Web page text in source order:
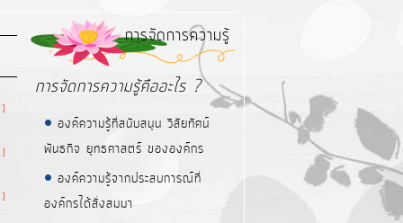
]
]
]
การจัดการความรู้
การจัดการความรู้คืออะไร ?
องค์ความรู้ที่สนับสนุน วิสัยทัศน์
พันธกิจ ยุทธศาสตร์ ขององค์กร
องค์ความรู้จากประสบการณ์ที่
องค์กรได้สั่งสมมา